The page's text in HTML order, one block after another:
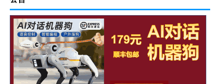
怎么区分岩石岩板的好坏
岩板茶几会变色吗吗
贵阳鱼肚金岩板茶几价格
浙江黑色的岩板叫什么
哪里买岩板茶几便宜的
岩板吊顶怎么贴瓷砖好看
哪个品牌岩板是真的白
原木岩板沙发效果图
人工花岗石和岩板哪个好